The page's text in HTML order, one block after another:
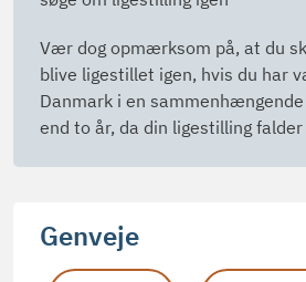
Vær dog opmærksom på, at du
blive ligestillet igen, hvis du har
Danmark i en
end to år, da din ligestilling
Genveje